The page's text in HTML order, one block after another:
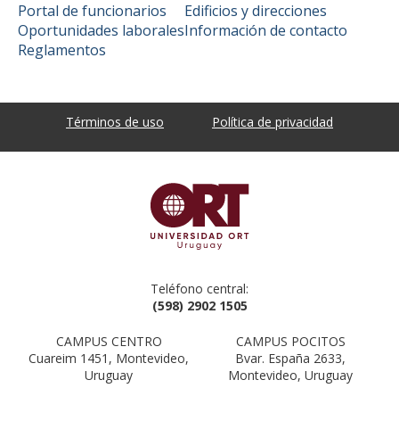
Portal de funcionarios
Oportunidades laborales
Reglamentos
Edificios y direcciones
Información de contacto
Términos de uso Política de privacidad
Teléfono central:
(598) 2902 1505
CAMPUS CENTRO
Cuareim 1451, Montevideo,
Uruguay
CAMPUS POCITOS
Bvar. España 2633,
Montevideo, Uruguay